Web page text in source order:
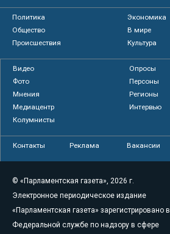
Политика
Экономика
Общество
В мире
Происшествия
Культура
Видео
Опросы
Фото
Персоны
Мнения
Регионы
Медиацентр
Интервью
Колумнисты
Контакты Реклама Вакансии
© «Парламентская газета», 2026 г.
Электронное периодическое издание
«Парламентская газета» зарегистрировано в
Федеральной службе по надзору в сфере